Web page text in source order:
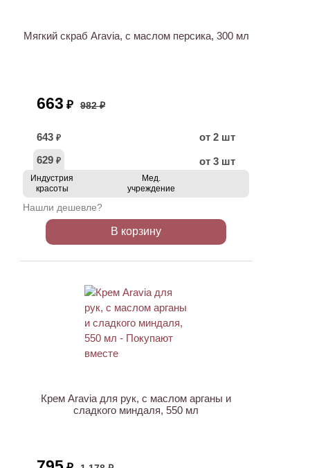
Мягкий скраб Aravia, с маслом персика, 300 мл
663 ₽ 982 ₽
643 ₽
от 2 шт
629 ₽ от 3 шт
Индустрия
красоты
Мед.
учреждение
Нашли дешевле?
В корзину
Крем Aravia для рук, с маслом арганы и
сладкого миндаля, 550 мл